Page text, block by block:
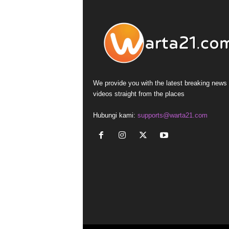
We provide you with the latest breaking news
videos straight from the places
Hubungi kami: supports@warta21.com